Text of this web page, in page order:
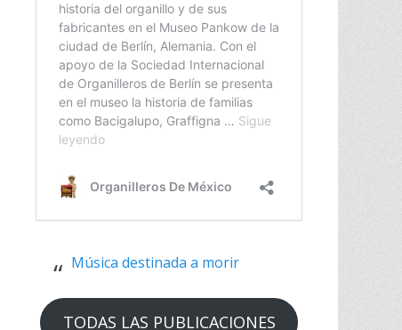
Música destinada a morir
TODAS LAS PUBLICACIONES